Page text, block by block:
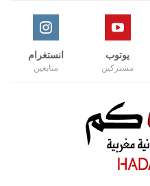
يوتوب
مشتركين
انستغرام
متابعين